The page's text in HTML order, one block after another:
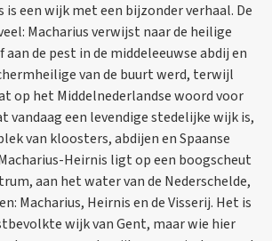
is een wijk met een bijzonder verhaal. De
Macharius verwijst naar de heilige
de pest in de middeleeuwse abdij en
van de buurt werd, terwijl
op het Middelnederlandse woord voor
vandaag een levendige stedelijke wijk is,
van kloosters, abdijen en Spaanse
Heirnis ligt op een boogscheut
aan het water van de Nederschelde,
Macharius, Heirnis en de Visserij. Het is
wijk van Gent, maar wie hier